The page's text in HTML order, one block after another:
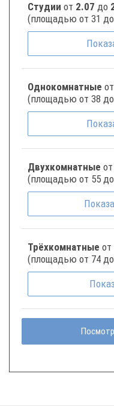
Студии от 2.07 до
(площадью от 31
Однокомнатные от
(площадью от 38
Двухкомнатные от
(площадью от 55
Трёхкомнатные от
(площадью от 74